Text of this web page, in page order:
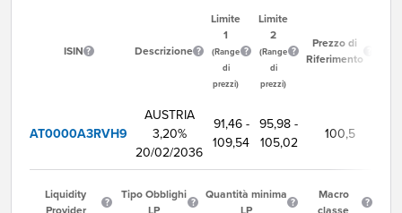
ISIN Descrizione
Limite
1
(Range
di
prezzi)
Limite
2
(Range
di
prezzi)
Prezzo di
Riferimento
AT0000A3RVH9
AUSTRIA
3,20%
20/02/2036
91,46 -
109,54
95,98 -
105,02
100,5
Liquidity
Tipo Obblighi
Quantità minima
Macro